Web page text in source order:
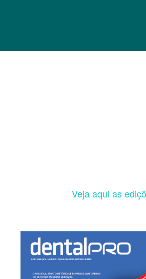
Veja aqui as